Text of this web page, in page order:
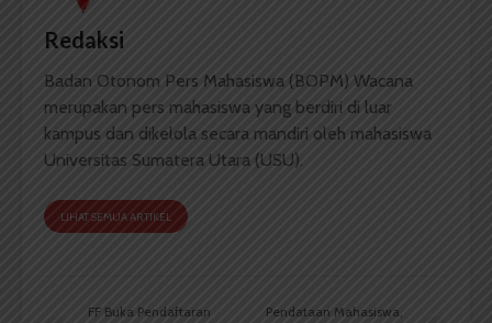
Redaksi
Badan Otonom Pers Mahasiswa (BOPM) Wacana
merupakan pers mahasiswa yang berdiri di luar
kampus dan dikelola secara mandiri oleh mahasiswa
Universitas Sumatera Utara (USU).
LIHAT SEMUA ARTIKEL
FF Buka Pendaftaran
Pendataan Mahasiswa,